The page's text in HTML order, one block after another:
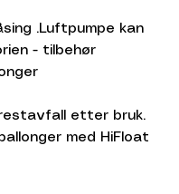
.Luftpumpe kan
- tilbehør
etter bruk.
med HiFloat